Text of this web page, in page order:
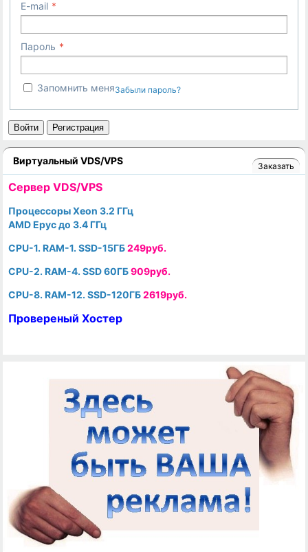
E-mail
Пароль
Запомнить меняЗабыли пароль?
Войти Регистрация
Виртуальный VDS/VPS Заказать
Cервер VDS/VPS
Процессоры Xeon 3.2 ГГц
AMD Epyc до 3.4 ГГц
CPU-1. RAM-1. SSD-15ГБ249руб.
CPU-2. RAM-4. SSD 60ГБ909руб.
CPU-8. RAM-12. SSD-120ГБ2619руб.
Провереный Хостер